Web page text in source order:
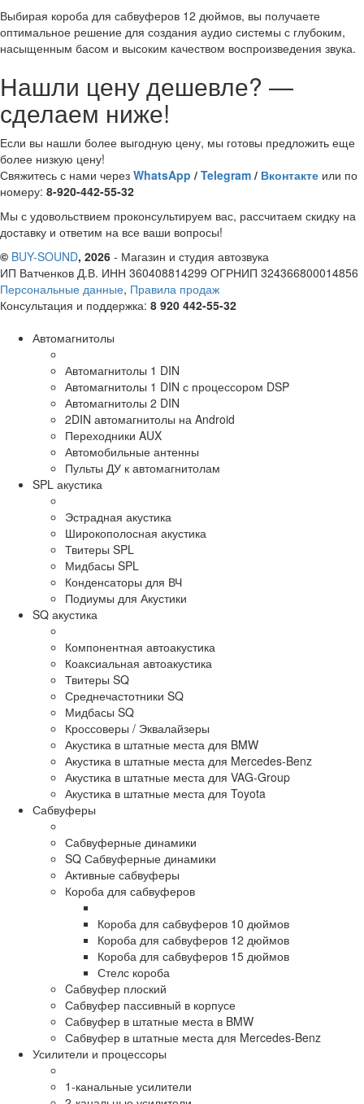
Выбирая короба для сабвуферов 12 дюймов, вы получаете
оптимальное решение для создания аудио системы с глубоким,
насыщенным басом и высоким качеством воспроизведения звука.
Нашли цену дешевле? —
сделаем ниже!
Если вы нашли более выгодную цену, мы готовы предложить еще
более низкую цену!
Свяжитесь с нами через WhatsApp / Telegram / Вконтакте или по
номеру: 8-920-442-55-32
Мы с удовольствием проконсультируем вас, рассчитаем скидку на
доставку и ответим на все ваши вопросы!
© BUY-SOUND, 2026 - Магазин и студия автозвука
ИП Ватченков Д.В. ИНН 360408814299 ОГРНИП 324366800014856
Персональные данные, Правила продаж
Консультация и поддержка: 8 920 442-55-32
Автомагнитолы
Автомагнитолы 1 DIN
Автомагнитолы 1 DIN с процессором DSP
Автомагнитолы 2 DIN
2DIN автомагнитолы на Android
Переходники AUX
Автомобильные антенны
Пульты ДУ к автомагнитолам
SPL акустика
Эстрадная акустика
Широкополосная акустика
Твитеры SPL
Мидбасы SPL
Конденсаторы для ВЧ
Подиумы для Акустики
SQ акустика
Компонентная автоакустика
Коаксиальная автоакустика
Твитеры SQ
Среднечастотники SQ
Мидбасы SQ
Кроссоверы / Эквалайзеры
Акустика в штатные места для BMW
Акустика в штатные места для Mercedes-Benz
Акустика в штатные места для VAG-Group
Акустика в штатные места для Toyota
Сабвуферы
Сабвуферные динамики
SQ Сабвуферные динамики
Активные сабвуферы
Короба для сабвуферов
Короба для сабвуферов 10 дюймов
Короба для сабвуферов 12 дюймов
Короба для сабвуферов 15 дюймов
Стелс короба
Cабвуфер плоский
Сабвуфер пассивный в корпусе
Сабвуфер в штатные места в BMW
Сабвуфер в штатные места для Mercedes-Benz
Усилители и процессоры
1-канальные усилители